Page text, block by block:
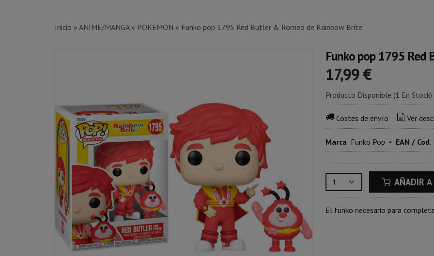
Inicio » ANIME/MANGA» POKEMON » Funko pop 1795 Red Butler & Romeo de Rainbow Brite
Funko pop 1795 Red
17,99 €
Producto Disponible (1 En Stock)
Costes de envío Ver
Marca: Funko Pop • EAN /
AÑADIR A
El funko necesario para